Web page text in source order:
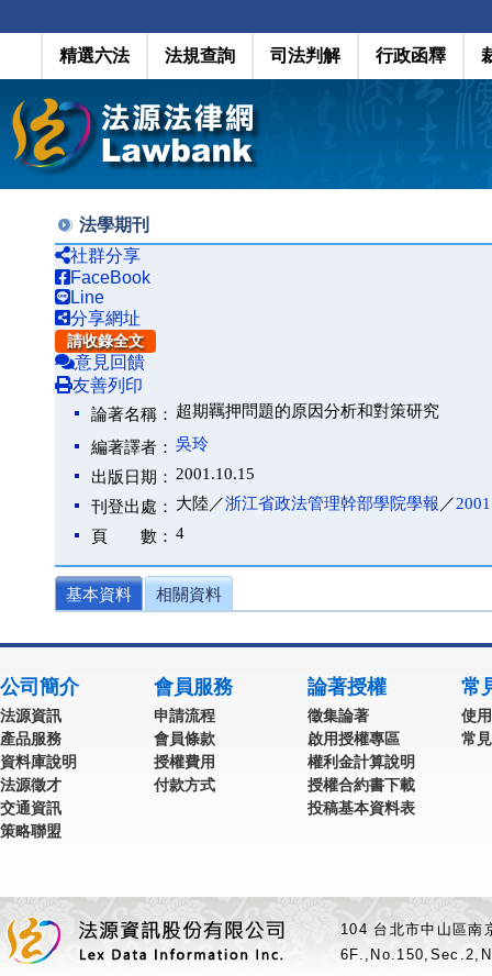
精選六法 法規查詢 司法判解 行政函釋
法學期刊
社群分享
FaceBook
Line
分享網址
請收錄全文
意見回饋
友善列印
論著名稱： 超期羈押問題的原因分析和對策研究
編著譯者： 吳玲
出版日期： 2001.10.15
刊登出處： 大陸／浙江省政法管理幹部學院學報 ／
頁 數： 4
基本資料 相關資料
公司簡介
法源資訊
產品服務
資料庫說明
法源徵才
交通資訊
策略聯盟
會員服務
申請流程
會員條款
授權費用
付款方式
論著授權
徵集論著
啟用授權專區
權利金計算說明
授權合約書下載
投稿基本資料表
常
使
常
104 台北市中山區